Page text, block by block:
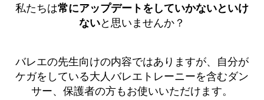
私たちは常にアップデートをしていかないといけ
ないと思いませんか？
バレエの先生向けの内容ではありますが、自分が
ケガをしている大人バレエトレーニーを含むダン
サー、保護者の方もお使いいただけます。